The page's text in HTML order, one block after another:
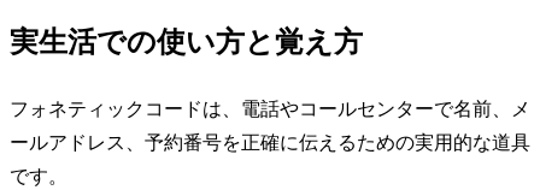
実生活での使い方と覚え方
フォネティックコードは、電話やコールセンターで名前、メ
ールアドレス、予約番号を正確に伝えるための実用的な道具
です。